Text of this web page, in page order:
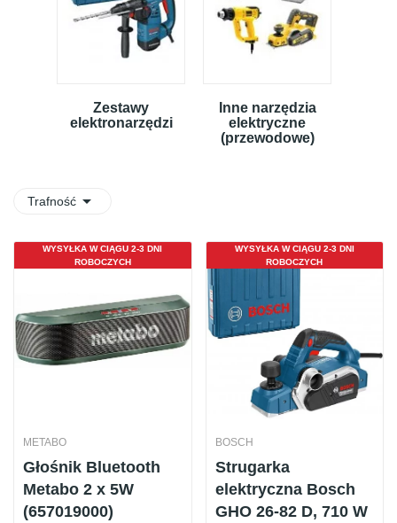
Zestawy
elektronarzędzi
Inne narzędzia
elektryczne
(przewodowe)
Trafność 
WYSYŁKA W CIĄGU 2-3 DNI
ROBOCZYCH
METABO
Głośnik Bluetooth
Metabo 2 x 5W
(657019000)
WYSYŁKA W CIĄGU 2-3 DNI
ROBOCZYCH
BOSCH
Strugarka
elektryczna Bosch
GHO 26-82 D, 710 W